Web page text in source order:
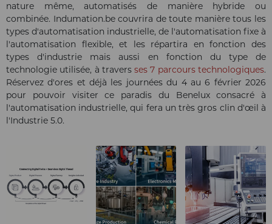
nature même, automatisés de manière hybride ou
combinée. Indumation.be couvrira de toute manière tous les
types d'automatisation industrielle, de l'automatisation fixe à
l'automatisation flexible, et les répartira en fonction des
types d'industrie mais aussi en fonction du type de
technologie utilisée, à traversses 7 parcours technologiques.
Réservez d'ores et déjà les journées du 4 au 6 février 2026
pour pouvoir visiter ce paradis du Benelux consacré à
l'automatisation industrielle, qui fera un très gros clin d'œil à
l'Industrie 5.0.